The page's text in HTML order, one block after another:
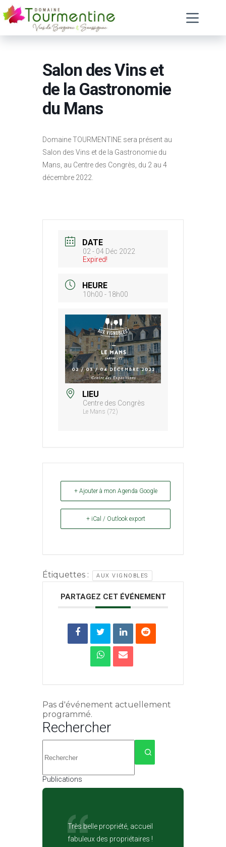
Passer
au
contenu
Salon des Vins et
de la Gastronomie
du Mans
Domaine TOURMENTINE sera présent au
Salon des Vins et de la Gastronomie du
Mans, au Centre des Congrès, du 2 au 4
décembre 2022.
DATE
02 - 04 Déc 2022
Expired!
HEURE
10h00 - 18h00
LIEU
Centre des Congrès
Le Mans (72)
+ Ajouter à mon Agenda Google
+ iCal / Outlook export
Étiquettes : AUX VIGNOBLES
PARTAGEZ CET ÉVÉNEMENT
Pas d'événement actuellement
programmé.
Rechercher
résultat
Publications
Très belle propriété, accueil
fabuleux des propriétaires !